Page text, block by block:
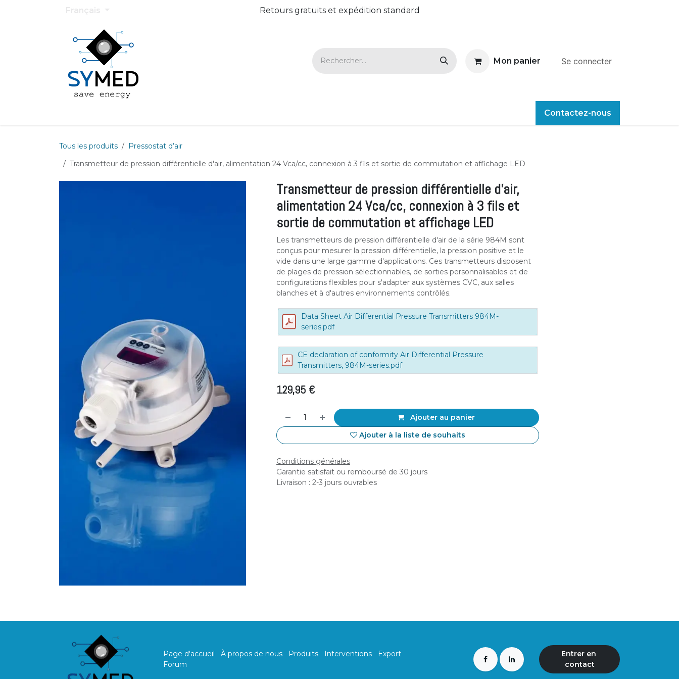
Retours gratuits et expédition standard
Mon panier Se connecter
Boutique Recrutement
Contactez-nous
Tous les produits
Pressostat d’air
Transmetteur de pression différentielle d'air, alimentation 24 Vca/cc, connexion à 3 fils et sortie de commutation et affichage LED
Transmetteur de pression différentielle d'air,
alimentation 24 Vca/cc, connexion à 3 fils et
sortie de commutation et affichage LED
Les transmetteurs de pression différentielle d'air de la série 984M sont
conçus pour mesurer la pression différentielle, la pression positive et le
vide dans une large gamme d'applications. Ces transmetteurs disposent
de plages de pression sélectionnables, de sorties personnalisables et de
configurations flexibles pour s'adapter aux systèmes CVC, aux salles
blanches et à d'autres environnements contrôlés.
Data Sheet Air Differential Pressure Transmitters 984M-
series.pdf
CE declaration of conformity Air Differential Pressure
Transmitters, 984M-series.pdf
129,95 €
Ajouter au panier
Ajouter à la liste de souhaits
Conditions générales
Garantie satisfait ou remboursé de 30 jours
Livraison : 2-3 jours ouvrables
Page d'accueil À propos de nous Produits Interventions
Export
Forum
Entrer en ​​​​
contact